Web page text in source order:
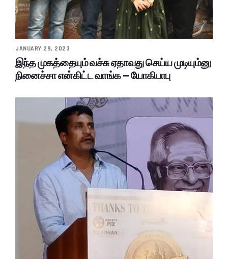
JANUARY 29, 2023
இந்த முகத்தையும் வச்சு ஏதாவது செய்ய முடியும்னு
நினைச்சா என்கிட்ட வாங்க – யோகிபாபு